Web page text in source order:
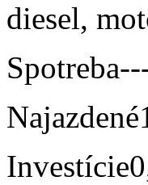
diesel,
Spotreba
Najazdené
Investície